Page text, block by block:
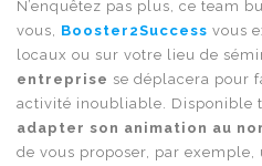
N’enquêtez pas plus, ce team
vous, Booster2Success vous
locaux ou sur votre lieu de
entreprise se déplacera pour
activité inoubliable. Disponible
adapter son animation au
de vous proposer, par